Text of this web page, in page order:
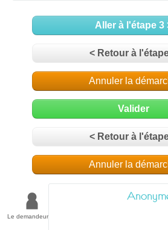
Aller à l'étape 3
< Retour à
Annuler la
Valider
< Retour à
Annuler la
Le demandeur